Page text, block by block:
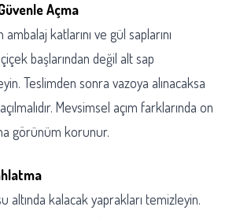
Açma
katlarını ve gül saplarını
başlarından değil alt sap
Teslimden sonra vazoya alınacaksa
Mevsimsel açım farklarında on
görünüm korunur.
altında kalacak yaprakları temizleyin.